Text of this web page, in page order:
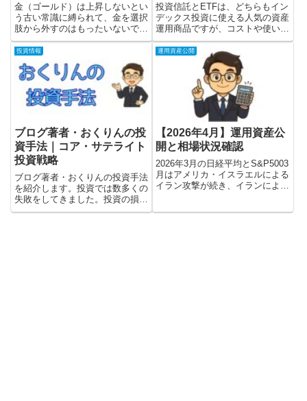
金（ゴールド）は上昇しないとい
う古い常識に縛られて、金を選択
肢から外すのはもったいないで
す。攻めの株式と守りの金（ゴー
ルド）。この両輪を揃えること
で、安定した強力な資産運用がで
きます。まずは少額からでも金
（ゴールド）に投資してみません
か？
投資信託とETFは、どちらもイン
デックス投資に使える人気の資産
運用商品ですが、コストや使い勝
手、運用方法に違いがあります。
投資信託は、毎月1,000円から始
められる、クレカ積立・ポイント
投資にも対応、全自動で放置OK
で楽ちんです。ETFは、運用コス
ト（信託報酬）がとにかく安いで
す。特徴を理解して使い分けまし
投資情報
ブログ著者・おくりんの投
資手法｜コア・サテライト
投資戦略
ブログ著者・おくりんの投資手法
を紹介します。投資では数多くの
失敗をしてきました。投資の損を
取り返すためにいろいろ本を読ん
運用資産公開
【2026年4月】運用資産公
開と相場状況確認
2026年3月の日経平均とS&P5003
月はアメリカ・イスラエルによる
イラン攻撃が続き、イランによる